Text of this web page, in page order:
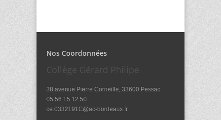
Nos Coordonnées
Collège Gérard Philipe
38 avenue Pierre Corneille, 33600 Pessac
05.56.15.12.50
ce.0332191C@ac-bordeaux.fr